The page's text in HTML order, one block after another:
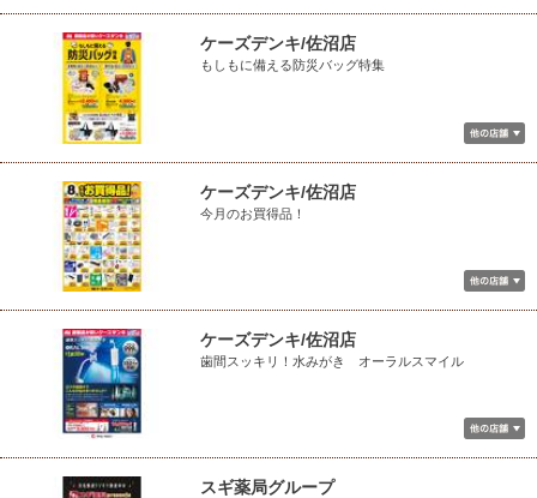
ケーズデンキ/佐沼店
もしもに備える防災バッグ特集
ケーズデンキ/佐沼店
今月のお買得品！
ケーズデンキ/佐沼店
歯間スッキリ！水みがき オーラルスマイル
スギ薬局グループ